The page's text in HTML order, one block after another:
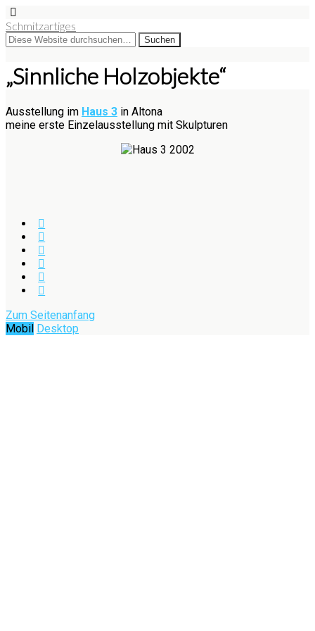
Schmitzartiges
„Sinnliche Holzobjekte“
Ausstellung im Haus 3 in Altona
meine erste Einzelausstellung mit Skulpturen
Zum Seitenanfang
Mobil Desktop